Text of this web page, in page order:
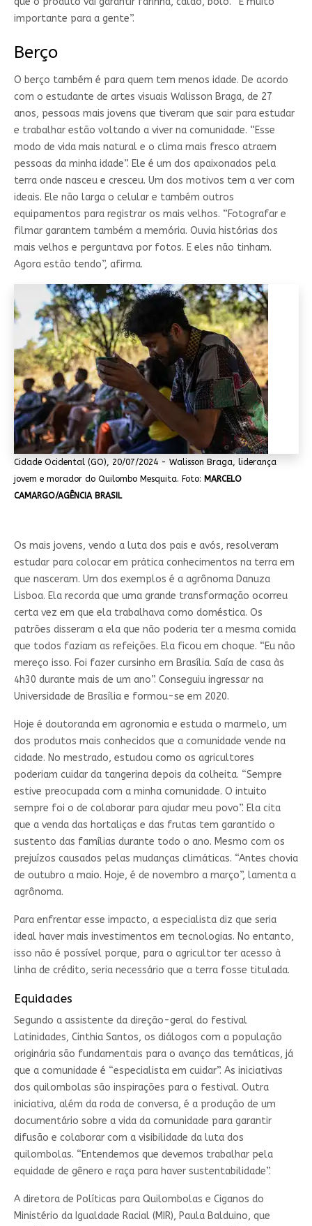
importante para a gente”.
Berço
O berço também é para quem tem menos idade. De acordo
com o estudante de artes visuais Walisson Braga, de 27
anos, pessoas mais jovens que tiveram que sair para estudar
e trabalhar estão voltando a viver na comunidade. “Esse
modo de vida mais natural e o clima mais fresco atraem
pessoas da minha idade”. Ele é um dos apaixonados pela
terra onde nasceu e cresceu. Um dos motivos tem a ver com
ideais. Ele não larga o celular e também outros
equipamentos para registrar os mais velhos. “Fotografar e
filmar garantem também a memória. Ouvia histórias dos
mais velhos e perguntava por fotos. E eles não tinham.
Agora estão tendo”, afirma.
Cidade Ocidental (GO), 20/07/2024 - Walisson Braga, liderança
jovem e morador do Quilombo Mesquita. Foto: MARCELO
CAMARGO/AGÊNCIA BRASIL
Os mais jovens, vendo a luta dos pais e avós, resolveram
estudar para colocar em prática conhecimentos na terra em
que nasceram. Um dos exemplos é a agrônoma Danuza
Lisboa. Ela recorda que uma grande transformação ocorreu
certa vez em que ela trabalhava como doméstica. Os
patrões disseram a ela que não poderia ter a mesma comida
que todos faziam as refeições. Ela ficou em choque. “Eu não
mereço isso. Foi fazer cursinho em Brasília. Saía de casa às
4h30 durante mais de um ano”. Conseguiu ingressar na
Universidade de Brasília e formou-se em 2020.
Hoje é doutoranda em agronomia e estuda o marmelo, um
dos produtos mais conhecidos que a comunidade vende na
cidade. No mestrado, estudou como os agricultores
poderiam cuidar da tangerina depois da colheita. “Sempre
estive preocupada com a minha comunidade. O intuito
sempre foi o de colaborar para ajudar meu povo”. Ela cita
que a venda das hortaliças e das frutas tem garantido o
sustento das famílias durante todo o ano. Mesmo com os
prejuízos causados pelas mudanças climáticas. “Antes chovia
de outubro a maio. Hoje, é de novembro a março”, lamenta a
agrônoma.
Para enfrentar esse impacto, a especialista diz que seria
ideal haver mais investimentos em tecnologias. No entanto,
isso não é possível porque, para o agricultor ter acesso à
linha de crédito, seria necessário que a terra fosse titulada.
Equidades
Segundo a assistente da direção-geral do festival
Latinidades, Cinthia Santos, os diálogos com a população
originária são fundamentais para o avanço das temáticas, já
que a comunidade é “especialista em cuidar”. As iniciativas
dos quilombolas são inspirações para o festival. Outra
iniciativa, além da roda de conversa, é a produção de um
documentário sobre a vida da comunidade para garantir
difusão e colaborar com a visibilidade da luta dos
quilombolas. “Entendemos que devemos trabalhar pela
equidade de gênero e raça para haver sustentabilidade”.
A diretora de Políticas para Quilombolas e Ciganos do
Ministério da Igualdade Racial (MIR), Paula Balduino, que